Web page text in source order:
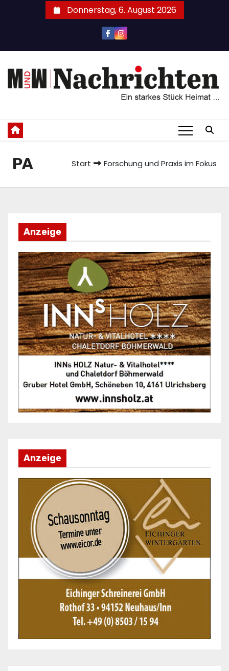
Donnerstag, 6. August 2026
PA Start Forschung und Praxis im Fokus
Anzeige
Anzeige